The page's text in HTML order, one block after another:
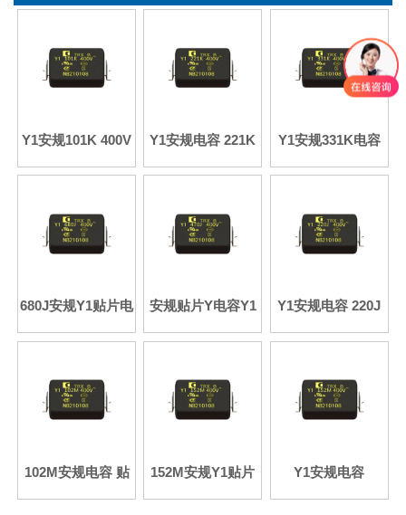
Y1安规101K 400V
高品质电容
Y1安规电容 221K
AC400V 原厂原装
Y1安规331K电容
AC400V电容全新
680J安规Y1贴片电
容 AC400V 安规认
安规贴片Y电容Y1
470J/AC400V免费
Y1安规电容 220J
厂家供应贴片式Y
102M安规电容 贴
片式Y1电容厂家供
152M安规Y1贴片
电容 AC400V 安规
Y1安规电容
222M/AC400V 原